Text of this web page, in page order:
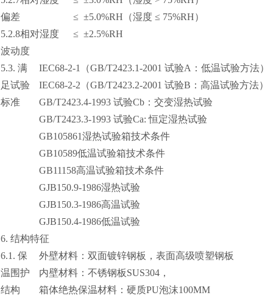
偏差
≤ ±5.0%RH（湿度 ≤ 75%RH）
5.2.8相对湿度
波动度
≤ ±2.5%RH
5.3.满
足试验
标准
IEC68-2-1（GB/T2423.1-2001 试验A：低温试验方法）
IEC68-2-2（GB/T2423.2-2001 试验B：高温试验方法）
GB/T2423.4-1993 试验Cb：交变湿热试验
GB/T2423.3-1993 试验Ca: 恒定湿热试验
GB105861湿热试验箱技术条件
GB10589低温试验箱技术条件
GB11158高温试验箱技术条件
GJB150.9-1986湿热试验
GJB150.3-1986高温试验
GJB150.4-1986低温试验
6.结构特征
6.1.保
温围护
结构
外壁材料：双面镀锌钢板，表面高级喷塑钢板
内壁材料：不锈钢板SUS304，
箱体绝热保温材料：硬质PU泡沫100MM